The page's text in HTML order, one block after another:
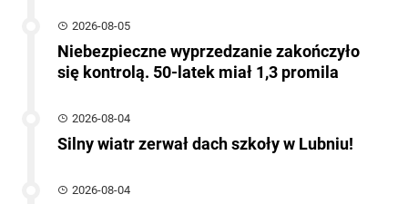
2026-08-05
Niebezpieczne wyprzedzanie zakończyło
się kontrolą. 50-latek miał 1,3 promila
2026-08-04
Silny wiatr zerwał dach szkoły w Lubniu!
2026-08-04